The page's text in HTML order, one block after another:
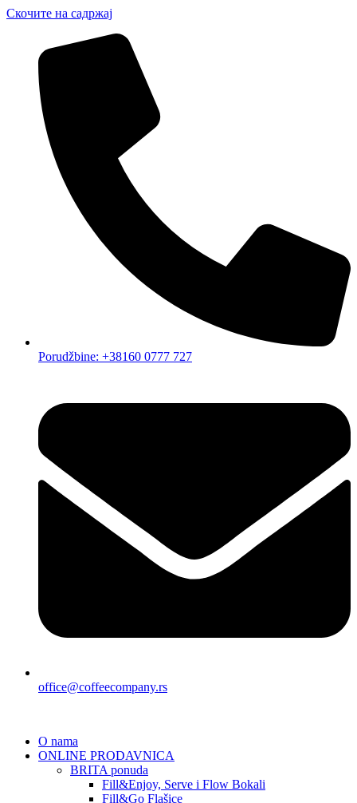
Скочите на садржај
Porudžbine: +38160 0777 727
office@coffeecompany.rs
O nama
ONLINE PRODAVNICA
BRITA ponuda
Fill&Enjoy, Serve i Flow Bokali
Fill&Go Flašice